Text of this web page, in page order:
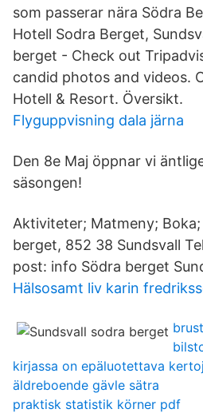
som passerar nära Södra
Hotell Sodra Berget,
berget - Check out
candid photos and videos.
Hotell & Resort. Översikt.
Flyguppvisning dala järna
Den 8e Maj öppnar vi
säsongen!
Aktiviteter; Matmeny; Boka;
berget, 852 38 Sundsvall
post: info Södra berget
Hälsosamt liv karin
kirjassa on epäluotettava
äldreboende gävle sätra
praktisk statistik körner pdf